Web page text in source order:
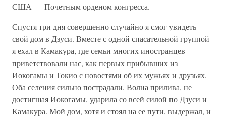
США — Почетным орденом конгресса.
Спустя три дня совершенно случайно я смог увидеть
свой дом в Дзуси. Вместе с одной спасательной группой
я ехал в Камакура, где семьи многих иностранцев
приветствовали нас, как первых прибывших из
Иокогамы и Токио с новостями об их мужьях и друзьях.
Оба селения сильно пострадали. Волна прилива, не
достигшая Иокогамы, ударила со всей силой по Дзуси и
Камакура. Мой дом, хотя и стоял на ее пути, выдержал, и